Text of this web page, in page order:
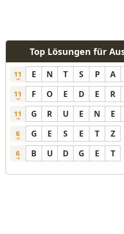
Top Lösungen für
11 E N T S P A
11 F O E D E R
11 G R U E N E
6 G E S E T Z
6 B U D G E T